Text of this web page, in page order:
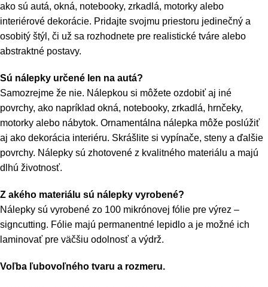
ako sú autá, okná, notebooky, zrkadlá, motorky alebo
interiérové dekorácie. Pridajte svojmu priestoru jedinečný a
osobitý štýl, či už sa rozhodnete pre realistické tváre alebo
abstraktné postavy.
Sú nálepky určené len na autá?
Samozrejme že nie. Nálepkou si môžete ozdobiť aj iné
povrchy, ako napríklad okná, notebooky, zrkadlá, hrnčeky,
motorky alebo nábytok. Ornamentálna nálepka môže poslúžiť
aj ako dekorácia interiéru. Skrášlite si vypínače, steny a ďalšie
povrchy. Nálepky sú zhotovené z kvalitného materiálu a majú
dlhú životnosť.
Z akého materiálu sú nálepky vyrobené?
Nálepky sú vyrobené zo 100 mikrónovej fólie pre výrez –
signcutting. Fólie majú permanentné lepidlo a je možné ich
laminovať pre väčšiu odolnosť a výdrž.
Voľba ľubovoľného tvaru a rozmeru.